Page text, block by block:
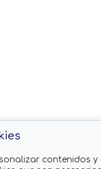
contenidos y